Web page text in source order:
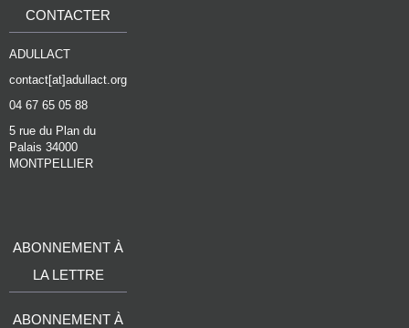
CONTACTER
ADULLACT
contact[at]adullact.org
04 67 65 05 88
5 rue du Plan du
Palais 34000
MONTPELLIER
ABONNEMENT À
LA LETTRE
ABONNEMENT À